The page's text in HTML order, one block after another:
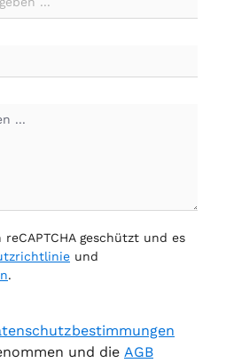
geschützt und es
und
.
und die AGB